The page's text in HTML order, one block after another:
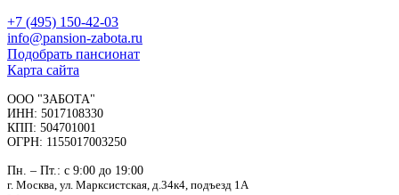
+7 (495) 150-42-03
info@pansion-zabota.ru
Подобрать пансионат
Карта сайта
ООО "ЗАБОТА"
ИНН: 5017108330
КПП: 504701001
ОГРН: 1155017003250
Пн. – Пт.: с 9:00 до 19:00
г. Москва, ул. Марксистская, д.34к4, подъезд 1А